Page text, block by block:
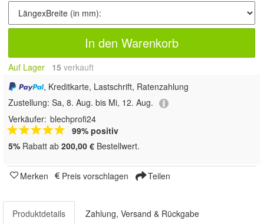
In den Warenkorb
Auf Lager 15 verkauft
, Kreditkarte, Lastschrift, Ratenzahlung
Zustellung: Sa, 8. Aug. bis Mi, 12. Aug.
Verkäufer: blechprofi24
99% positiv
5% Rabatt ab 200,00 € Bestellwert.
Merken Preis vorschlagen Teilen
Produktdetails Zahlung, Versand & Rückgabe